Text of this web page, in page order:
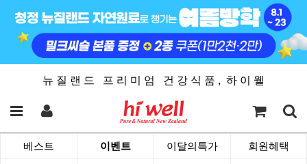
뉴 질 랜 드 프 리 미 엄 건 강 식 품 , 하 이 웰
베스트 이벤트 이달의특가 회원혜택